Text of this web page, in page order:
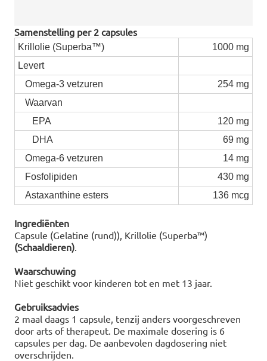
Samenstelling per 2 capsules
Krillolie (Superba™)
1000 mg
Levert
Omega-3 vetzuren
254 mg
Waarvan
EPA
120 mg
DHA
69 mg
Omega-6 vetzuren
14 mg
Fosfolipiden
430 mg
Astaxanthine esters
136 mcg
Ingrediënten
Capsule (Gelatine (rund)), Krillolie (Superba™)
(Schaaldieren).
Waarschuwing
Niet geschikt voor kinderen tot en met 13 jaar.
Gebruiksadvies
2 maal daags 1 capsule, tenzij anders voorgeschreven
door arts of therapeut. De maximale dosering is 6
capsules per dag. De aanbevolen dagdosering niet
overschrijden.